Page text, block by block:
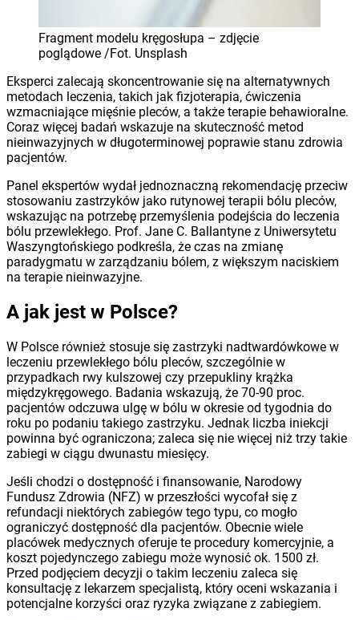
Fragment modelu kręgosłupa – zdjęcie
poglądowe /Fot. Unsplash
Eksperci zalecają skoncentrowanie się na alternatywnych
metodach leczenia, takich jak fizjoterapia, ćwiczenia
wzmacniające mięśnie pleców, a także terapie behawioralne.
Coraz więcej badań wskazuje na skuteczność metod
nieinwazyjnych w długoterminowej poprawie stanu zdrowia
pacjentów.
Panel ekspertów wydał jednoznaczną rekomendację przeciw
stosowaniu zastrzyków jako rutynowej terapii bólu pleców,
wskazując na potrzebę przemyślenia podejścia do leczenia
bólu przewlekłego. Prof. Jane C. Ballantyne z Uniwersytetu
Waszyngtońskiego podkreśla, że czas na zmianę
paradygmatu w zarządzaniu bólem, z większym naciskiem
na terapie nieinwazyjne.
A jak jest w Polsce?
W Polsce również stosuje się zastrzyki nadtwardówkowe w
leczeniu przewlekłego bólu pleców, szczególnie w
przypadkach rwy kulszowej czy przepukliny krążka
międzykręgowego. Badania wskazują, że 70-90 proc.
pacjentów odczuwa ulgę w bólu w okresie od tygodnia do
roku po podaniu takiego zastrzyku. Jednak liczba iniekcji
powinna być ograniczona; zaleca się nie więcej niż trzy takie
zabiegi w ciągu dwunastu miesięcy.
Jeśli chodzi o dostępność i finansowanie, Narodowy
Fundusz Zdrowia (NFZ) w przeszłości wycofał się z
refundacji niektórych zabiegów tego typu, co mogło
ograniczyć dostępność dla pacjentów. Obecnie wiele
placówek medycznych oferuje te procedury komercyjnie, a
koszt pojedynczego zabiegu może wynosić ok. 1500 zł.
Przed podjęciem decyzji o takim leczeniu zaleca się
konsultację z lekarzem specjalistą, który oceni wskazania i
potencjalne korzyści oraz ryzyka związane z zabiegiem.